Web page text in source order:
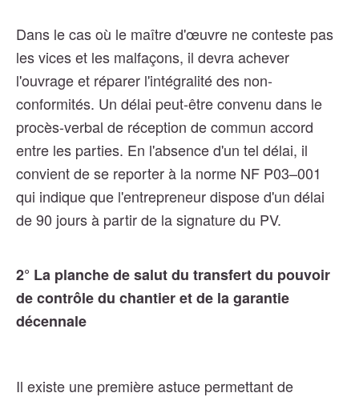
Dans le cas où le maître d'œuvre ne conteste pas
les vices et les malfaçons, il devra achever
l'ouvrage et réparer l'intégralité des non-
conformités. Un délai peut-être convenu dans le
procès-verbal de réception de commun accord
entre les parties. En l'absence d'un tel délai, il
convient de se reporter à la norme NF P03–001
qui indique que l'entrepreneur dispose d'un délai
de 90 jours à partir de la signature du PV.
2° La planche de salut du transfert du pouvoir
de contrôle du chantier et de la garantie
décennale
Il existe une première astuce permettant de